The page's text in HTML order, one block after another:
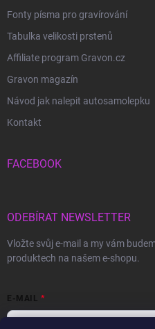
Fonty písma pro gravírování
Tabulka velikosti prstenů
Affiliate program Gravon.cz
Gravon magazín
Návod jak nalepit autosamolepku
Kontakt
FACEBOOK
ODEBÍRAT NEWSLETTER
Vložte svůj e-mail a my vám
produktech na našem e-shopu.
E-MAIL